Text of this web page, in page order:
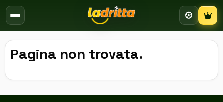
Pagina non trovata.